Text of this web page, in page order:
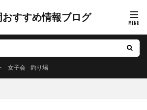
おすすめ情報ブログ
女子会 釣り場